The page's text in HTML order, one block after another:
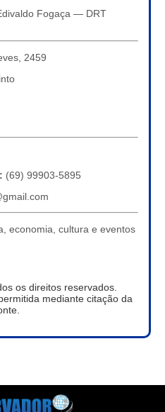
Fogaça — DRT
2459
(69) 99903-5895
economia, cultura e eventos
os direitos reservados.
mediante citação da